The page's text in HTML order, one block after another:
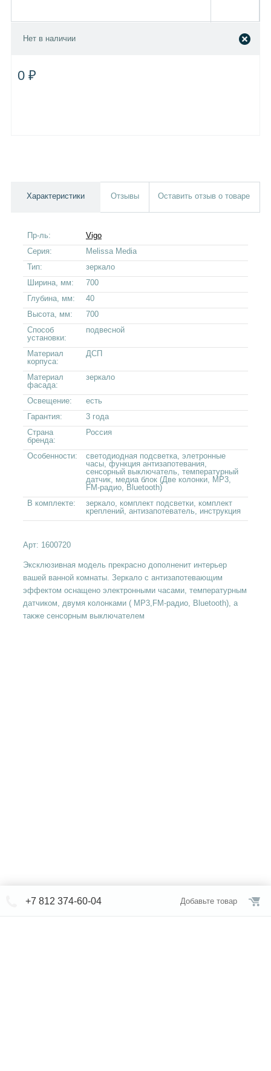
Нет в наличии
0 ₽
Характеристики Отзывы Оставить отзыв о товаре
Пр-ль:
Vigo
Серия:
Melissa Media
Тип:
зеркало
Ширина, мм:
700
Глубина, мм:
40
Высота, мм:
700
Способ
установки:
подвесной
Материал
корпуса:
ДСП
Материал
фасада:
зеркало
Освещение:
есть
Гарантия:
3 года
Страна
бренда:
Россия
Особенности:
светодиодная подсветка, элетронные
часы, функция антизапотевания,
сенсорный выключатель, температурный
датчик, медиа блок (Две колонки, MP3,
FM-радио, Bluetooth)
В комплекте:
зеркало, комплект подсветки, комплект
креплений, антизапотеватель, инструкция
Арт: 1600720
Эксклюзивная модель прекрасно дополненит интерьер
вашей ванной комнаты. Зеркало с антизапотевающим
эффектом оснащено электронными часами, температурным
датчиком, двумя колонками ( MP3,FM-радио, Bluetooth), а
также сенсорным выключателем
+7 812 374-60-04 Добавьте товар